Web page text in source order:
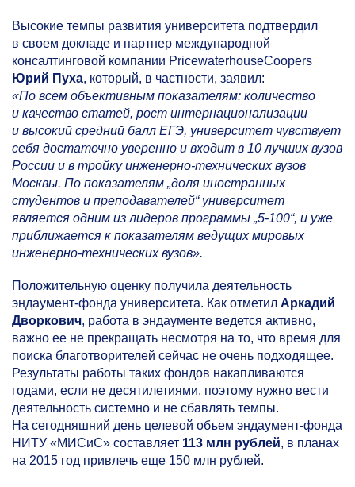
Высокие темпы развития университета подтвердил
в своем докладе и партнер международной
консалтинговой компании PricewaterhouseCoopers
Юрий Пуха, который, в частности, заявил:
«По всем объективным показателям: количество
и качество статей, рост интернационализации
и высокий средний балл ЕГЭ, университет чувствует
себя достаточно уверенно и входит в 10 лучших вузов
России и в тройку инженерно-технических вузов
Москвы. По показателям „доля иностранных
студентов и преподавателей“ университет
является одним из лидеров программы „5-100“, и уже
приближается к показателям ведущих мировых
инженерно-технических вузов».
Положительную оценку получила деятельность
эндаумент-фонда университета. Как отметил Аркадий
Дворкович, работа в эндаументе ведется активно,
важно ее не прекращать несмотря на то, что время для
поиска благотворителей сейчас не очень подходящее.
Результаты работы таких фондов накапливаются
годами, если не десятилетиями, поэтому нужно вести
деятельность системно и не сбавлять темпы.
На сегодняшний день целевой объем эндаумент-фонда
НИТУ «МИСиС» составляет 113 млн рублей, в планах
на 2015 год привлечь еще 150 млн рублей.